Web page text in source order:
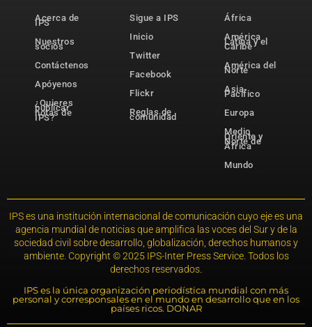
Acerca de
IPS
Nuestros
socios
Contáctenos
Apóyenos
¿Quieres
publicar
notas de
IPS?
Sigue a IPS
Inicio
Twitter
Facebook
Flickr
Reglas de
comunidad
África
América
Latina y el
Caribe
América del
Norte
Asia-
Pacífico
Europa
Medio
Oriente y
Norte de
África
Mundo
IPS es una institución internacional de comunicación cuyo eje es una
agencia mundial de noticias que amplifica las voces del Sur y de la
sociedad civil sobre desarrollo, globalización, derechos humanos y
ambiente. Copyright © 2025 IPS-Inter Press Service. Todos los
derechos reservados.
IPS es la única organización periodística mundial con más
personal y corresponsales en el mundo en desarrollo que en los
países ricos. DONAR